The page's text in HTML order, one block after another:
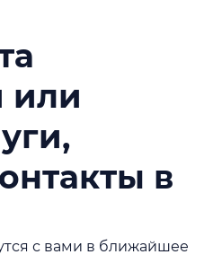
или
в
с вами в ближайшее